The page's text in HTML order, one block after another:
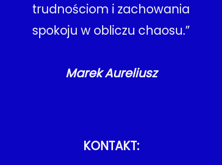
trudnościom i zachowania
spokoju w obliczu chaosu.”
Marek Aureliusz
KONTAKT: